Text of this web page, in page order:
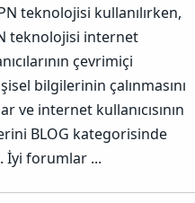
teknolojisi kullanılırken,
teknolojisi internet
çevrimiçi
bilgilerinin çalınmasını
internet kullanıcısının
BLOG kategorisinde
İyi forumlar ...